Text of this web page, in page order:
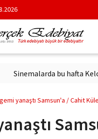
bu hafta Keloğlan
yanaştı Samsun'a / Cahit